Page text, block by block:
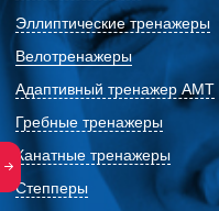
Эллиптические тренажеры
Велотренажеры
Адаптивный тренажер АМТ
Гребные тренажеры
Канатные тренажеры
Степперы